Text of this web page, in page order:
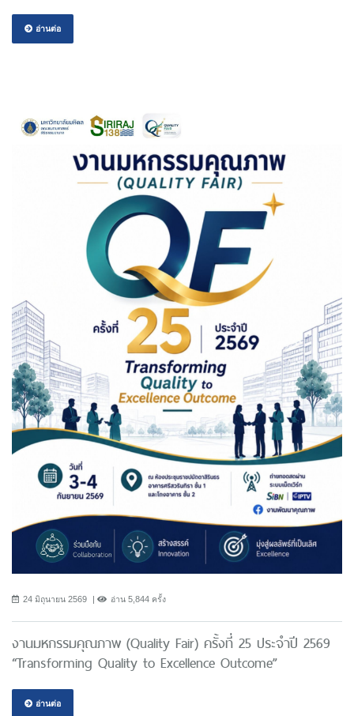
อ่านต่อ
24 มิถุนายน 2569 อ่าน 5,844 ครั้ง
งานมหกรรมคุณภาพ (Quality Fair) ครั้งที่ 25 ประจำปี 2569
“Transforming Quality to Excellence Outcome”
อ่านต่อ